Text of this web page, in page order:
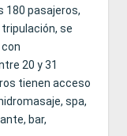
180 pasajeros,
se
20 y 31
tienen acceso
spa,
bar,